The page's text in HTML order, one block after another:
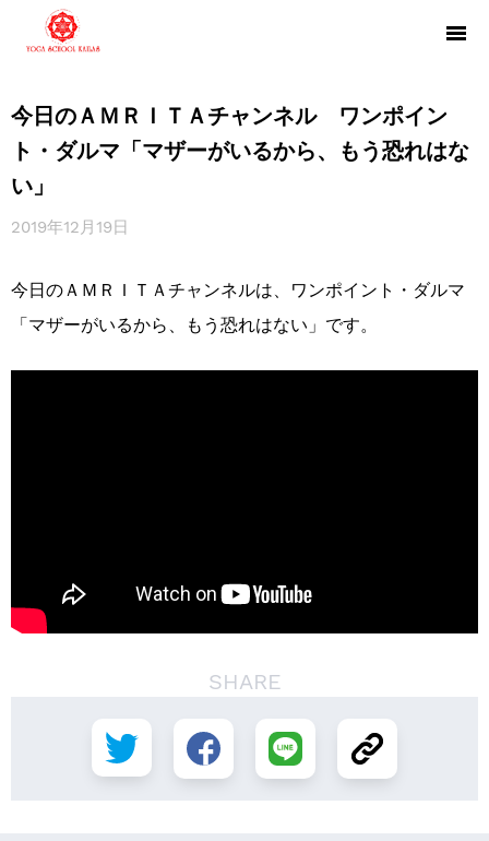
今日のＡＭＲＩＴＡチャンネル ワンポイン
ト・ダルマ「マザーがいるから、もう恐れはな
い」
2019年12月19日
今日のＡＭＲＩＴＡチャンネルは、ワンポイント・ダルマ
「マザーがいるから、もう恐れはない」です。
SHARE